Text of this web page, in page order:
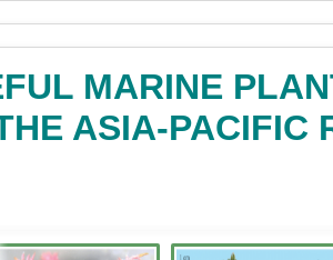
MARINE
ASIA-PACIFIC